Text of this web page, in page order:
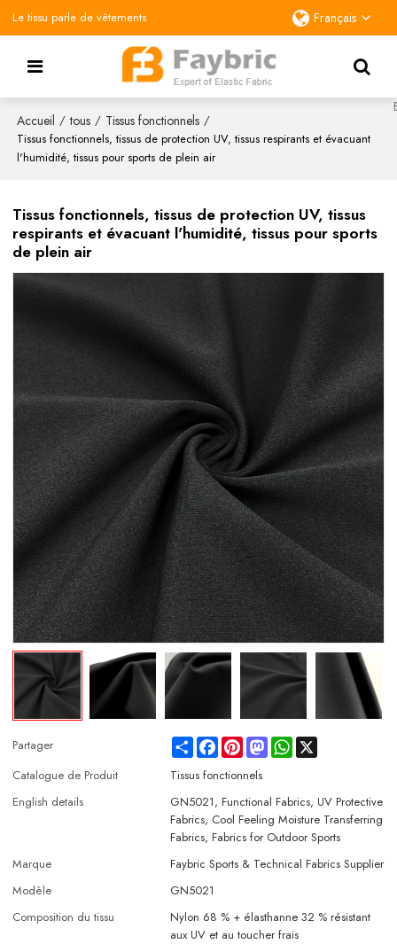
Le tissu parle de vêtements Français
Accueil / tous / Tissus fonctionnels /
Tissus fonctionnels, tissus de protection UV, tissus respirants et évacuant
l'humidité, tissus pour sports de plein air
Tissus fonctionnels, tissus de protection UV, tissus
respirants et évacuant l'humidité, tissus pour sports
de plein air
Partager ShareFacebookPinterestMastodonWhatsApp
Catalogue de Produit
Tissus fonctionnels
English details
GN5021, Functional Fabrics, UV Protective
Fabrics, Cool Feeling Moisture Transferring
Fabrics, Fabrics for Outdoor Sports
Marque
Faybric Sports & Technical Fabrics Supplier
Modèle
GN5021
Composition du tissu
Nylon 68 % + élasthanne 32 % résistant
aux UV et au toucher frais